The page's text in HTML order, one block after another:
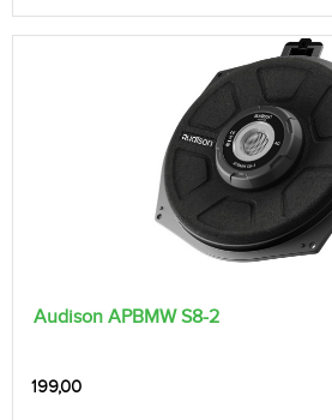
Audison APBMW S8-2
199,00